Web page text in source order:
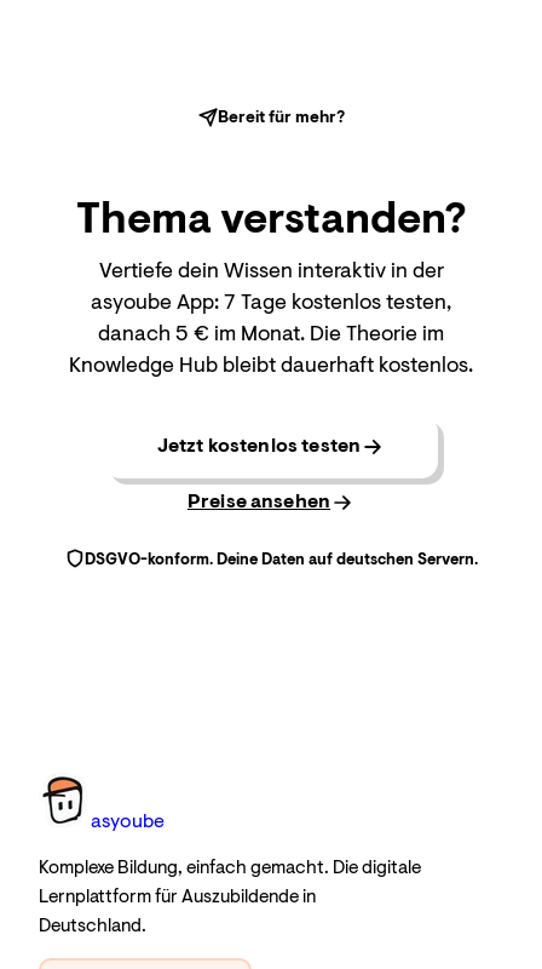
Bereit für mehr?
Themaverstanden?
Vertiefe dein Wissen interaktiv in der
asyoube App: 7 Tage kostenlos testen,
danach 5 € im Monat. Die Theorie im
Knowledge Hub bleibt dauerhaft kostenlos.
Jetzt kostenlos testen
Preise ansehen
DSGVO-konform. Deine Daten auf deutschen Servern.
asyoube
Komplexe Bildung, einfach gemacht. Die digitale
Lernplattform für Auszubildende in
Deutschland.